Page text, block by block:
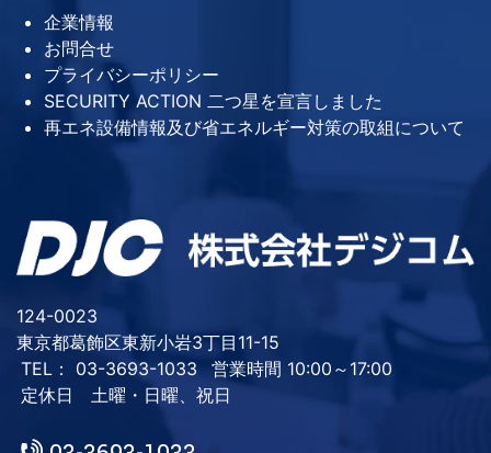
企業情報
お問合せ
プライバシーポリシー
SECURITY ACTION 二つ星を宣言しました
再エネ設備情報及び省エネルギー対策の取組について
124-0023
東京都葛飾区東新小岩3丁目11-15
TEL： 03-3693-1033
営業時間 10:00～17:00
定休日 土曜・日曜、祝日